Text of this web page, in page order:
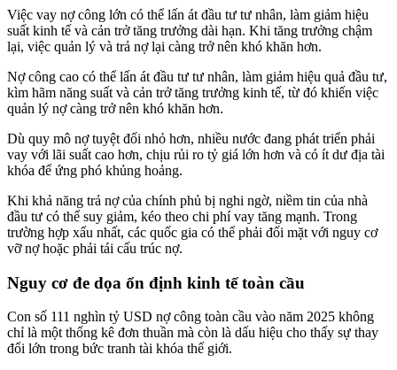
Việc vay nợ công lớn có thể lấn át đầu tư tư nhân, làm giảm hiệu
suất kinh tế và cản trở tăng trưởng dài hạn. Khi tăng trưởng chậm
lại, việc quản lý và trả nợ lại càng trở nên khó khăn hơn.
Nợ công cao có thể lấn át đầu tư tư nhân, làm giảm hiệu quả đầu tư,
kìm hãm năng suất và cản trở tăng trưởng kinh tế, từ đó khiến việc
quản lý nợ càng trở nên khó khăn hơn.
Dù quy mô nợ tuyệt đối nhỏ hơn, nhiều nước đang phát triển phải
vay với lãi suất cao hơn, chịu rủi ro tỷ giá lớn hơn và có ít dư địa tài
khóa để ứng phó khủng hoảng.
Khi khả năng trả nợ của chính phủ bị nghi ngờ, niềm tin của nhà
đầu tư có thể suy giảm, kéo theo chi phí vay tăng mạnh. Trong
trường hợp xấu nhất, các quốc gia có thể phải đối mặt với nguy cơ
vỡ nợ hoặc phải tái cấu trúc nợ.
Nguy cơ đe dọa ổn định kinh tế toàn cầu
Con số 111 nghìn tỷ USD nợ công toàn cầu vào năm 2025 không
chỉ là một thống kê đơn thuần mà còn là dấu hiệu cho thấy sự thay
đổi lớn trong bức tranh tài khóa thế giới.